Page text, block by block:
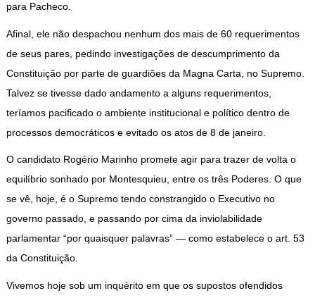
para Pacheco.
Afinal, ele não despachou nenhum dos mais de 60 requerimentos
de seus pares, pedindo investigações de descumprimento da
Constituição por parte de guardiões da Magna Carta, no Supremo.
Talvez se tivesse dado andamento a alguns requerimentos,
teríamos pacificado o ambiente institucional e político dentro de
processos democráticos e evitado os atos de 8 de janeiro.
O candidato Rogério Marinho promete agir para trazer de volta o
equilíbrio sonhado por Montesquieu, entre os três Poderes. O que
se vê, hoje, é o Supremo tendo constrangido o Executivo no
governo passado, e passando por cima da inviolabilidade
parlamentar “por quaisquer palavras” — como estabelece o art. 53
da Constituição.
Vivemos hoje sob um inquérito em que os supostos ofendidos